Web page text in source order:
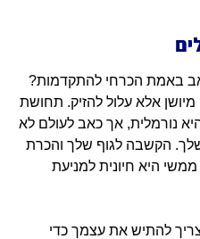
באמת הכרחי להתקדמות?
אלא עלול להזיק. תחושת
נורמלית, אך כאב לעולם לא
הקשבה לגוף שלך והכרת
היא חיונית למניעת
להתיש את עצמך כדי